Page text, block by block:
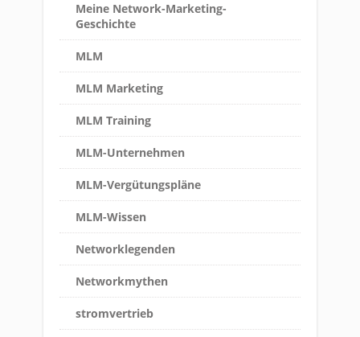
Meine Network-Marketing-
Geschichte
MLM
MLM Marketing
MLM Training
MLM-Unternehmen
MLM-Vergütungspläne
MLM-Wissen
Networklegenden
Networkmythen
stromvertrieb